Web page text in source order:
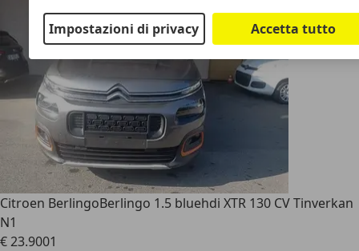
Citroen BerlingoBerlingo 1.5 bluehdi XTR 130 CV Tinverkan
N1
€ 23.9001
Impostazioni di privacy Accetta tutto